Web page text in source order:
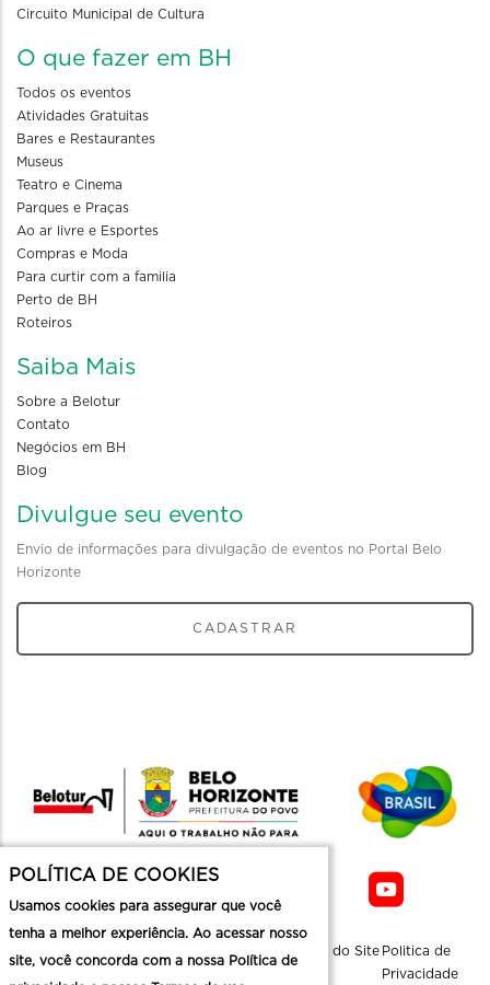
Circuito Municipal de Cultura
O que fazer em BH
Todos os eventos
Atividades Gratuitas
Bares e Restaurantes
Museus
Teatro e Cinema
Parques e Praças
Ao ar livre e Esportes
Compras e Moda
Para curtir com a familia
Perto de BH
Roteiros
Saiba Mais
Sobre a Belotur
Contato
Negócios em BH
Blog
Divulgue seu evento
Envio de informações para divulgação de eventos no Portal Belo
Horizonte
CADASTRAR
Mapa do Site Politica de
Privacidade
POLÍTICA DE COOKIES
Usamos cookies para assegurar que você
tenha a melhor experiência. Ao acessar nosso
site, você concorda com a nossa Política de